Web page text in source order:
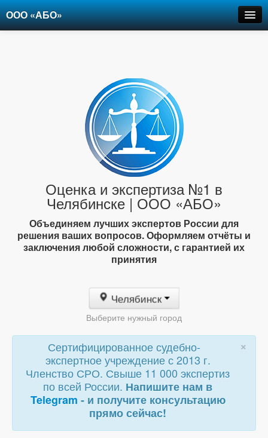
ООО «АБО»
Оценка и экспертиза №1 в
Челябинске | ООО «АБО»
Объединяем лучших экспертов России для
решения ваших вопросов. Оформляем отчёты и
заключения любой сложности, с гарантией их
принятия
Челябинск
Выберите нужный город
×
Сертифицированное судебно-
экспертное учреждение с 2013 г.
Членство СРО. Свыше 11 000 экспертиз
по всей России. Напишите нам в
Telegram - и получите консультацию
прямо сейчас!